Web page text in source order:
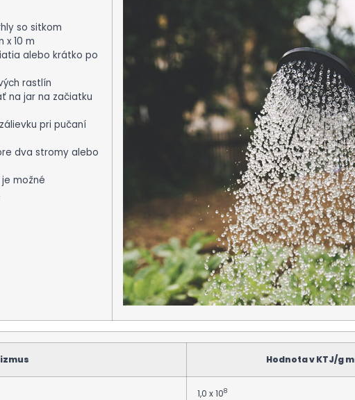
so sitkom
x 10 m
alebo krátko po
rastlín
na jar na začiatku
pri pučaní
dva stromy alebo
možné
Hodnota v KTJ/g
1,0 x 108